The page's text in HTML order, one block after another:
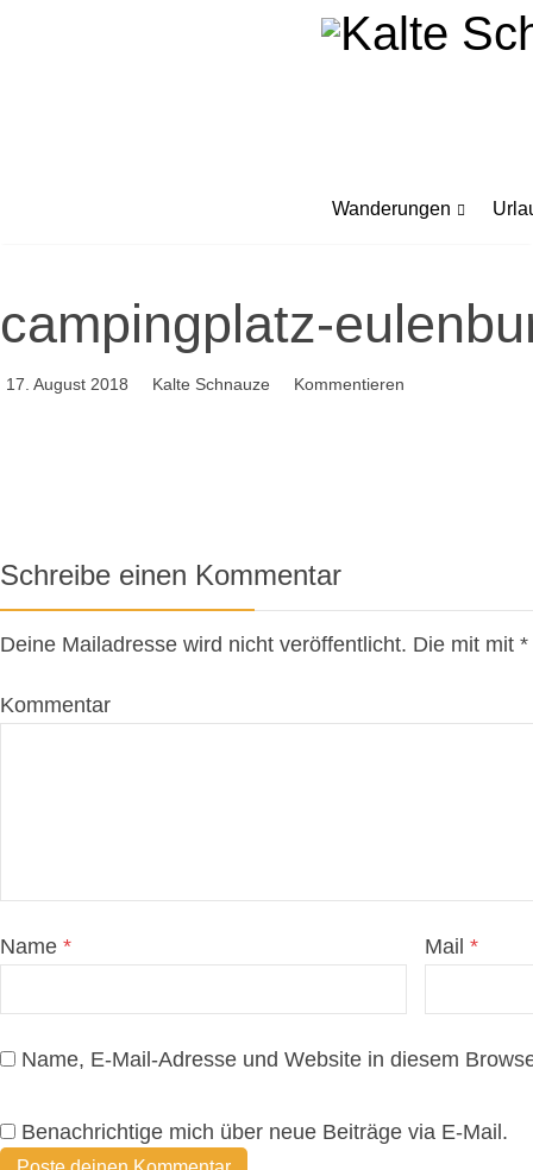
Wanderungen
campingplatz-
17. August 2018 Kalte Schnauze Kommentieren
Schreibe einen Kommentar
Deine Mailadresse wird nicht veröffentlicht. Die mit mit
Kommentar
Name * Mail *
Name, E-Mail-Adresse und Website in diesem
Benachrichtige mich über neue Beiträge via E-Mail.